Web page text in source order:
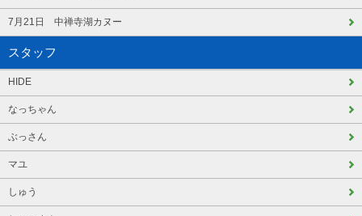
7月21日 中禅寺湖カヌー
スタッフ
HIDE
なっちゃん
ぶっさん
マユ
しゅう